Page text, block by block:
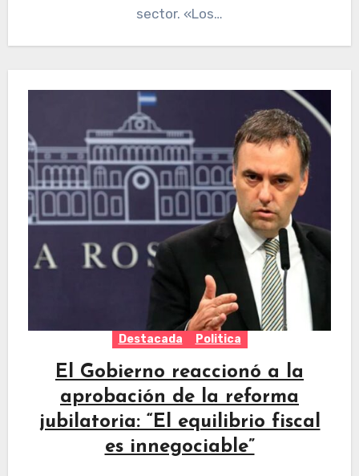
sector. «Los…
Destacada Politica
El Gobierno reaccionó a la
aprobación de la reforma
jubilatoria: “El equilibrio fiscal
es innegociable”